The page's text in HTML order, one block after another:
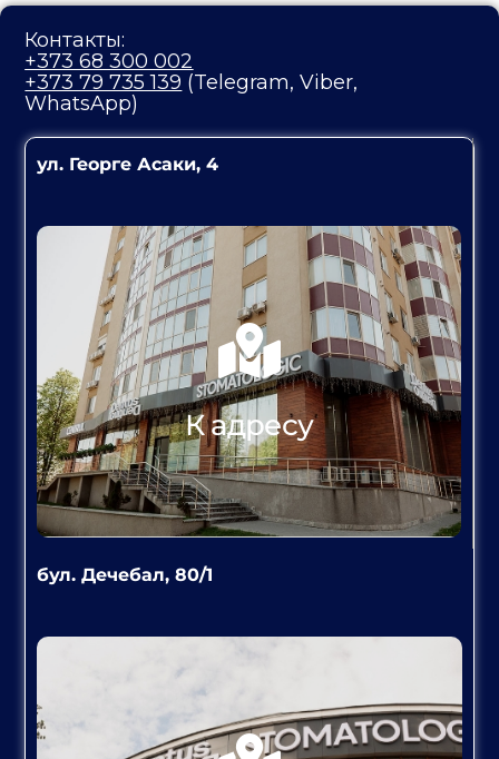
Контакты:
+373 68 300 002
+373 79 735 139 (Telegram, Viber,
WhatsApp)
ул. Георге Асаки, 4
К адресу
К АДРЕСУ
бул. Дечебал, 80/1